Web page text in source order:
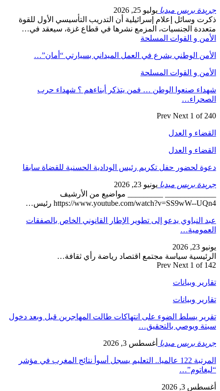
جريدة بريس ميديا يوليو 25, 2026
ذكرت وسائل إعلام إسرائيلية أن التدريب التأسيسي الأول للقوة
متعددة الجنسيات، المزمع نشرها في قطاع غزة، سيعقد في…
الأمن و القوات المسلحة
الأمن الوطني يشرع في العمل الميداني بسيارتي “أمان”…
الأمن و القوات المسلحة
شهداء صنعوا الوطن … فمن يتذكر أبناءهم ؟ شهداء حرب
الصحراء…
Prev Next 1 of 240
القضاء و العدل
القضاء و العدل
دعوة لحضور حفل تكريم رئيس الودادية الحسنية للقضاة سابقا
جريدة بريس ميديا يونيو 23, 2026
_____________ _________ مواضيع من الأرشيف
https://www.youtube.com/watch?v=SS9wW--UQn4 رئيس…
عبد النباوي يدعو إلى تطوير الإطار القانوني الخاص بالصفقات
العمومية…
يونيو 23, 2026
الرئيسية سياسة مجتمع اقتصاد رياضة رأي ثقافة…
Prev Next 1 of 142
تقارير وبيانات
تقارير وبيانات
تقرير يسلط الضوء على انتهاكات طالت المهاجرين قبل وبعد دخول
سبتة ويوصي بالتحقيق…
جريدة بريس ميديا أغسطس 3, 2026
المرتبة 122 عالميا.. التعليم يسجل أسوأ نتائج المغرب في مؤشر
“ليغاتوم”…
أغسطس 3, 2026